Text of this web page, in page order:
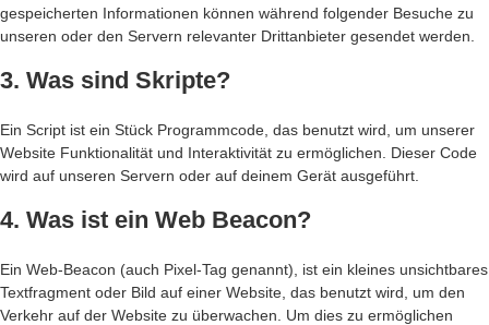
gespeicherten Informationen können während folgender Besuche zu
unseren oder den Servern relevanter Drittanbieter gesendet werden.
3. Was sind Skripte?
Ein Script ist ein Stück Programmcode, das benutzt wird, um unserer
Website Funktionalität und Interaktivität zu ermöglichen. Dieser Code
wird auf unseren Servern oder auf deinem Gerät ausgeführt.
4. Was ist ein Web Beacon?
Ein Web-Beacon (auch Pixel-Tag genannt), ist ein kleines unsichtbares
Textfragment oder Bild auf einer Website, das benutzt wird, um den
Verkehr auf der Website zu überwachen. Um dies zu ermöglichen